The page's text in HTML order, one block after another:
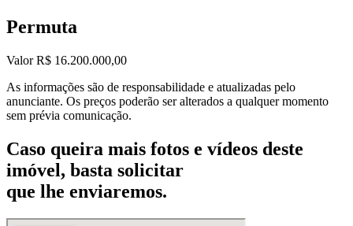
Permuta
Valor R$ 16.200.000,00
As informações são de responsabilidade e atualizadas pelo
anunciante. Os preços poderão ser alterados a qualquer momento
sem prévia comunicação.
Caso queira mais fotos e vídeos deste
imóvel, basta solicitar
que lhe enviaremos.